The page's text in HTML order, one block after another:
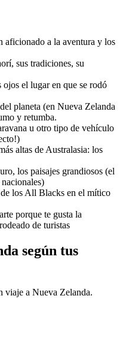
aficionado a la aventura y los
sus tradiciones, su
el lugar en que se rodó
planeta (en Nueva Zelanda
y retumba.
u otro tipo de vehículo
altas de Australasia: los
los paisajes grandiosos (el
los All Blacks en el mítico
porque te gusta la
de turistas
según tus
viaje a Nueva Zelanda.